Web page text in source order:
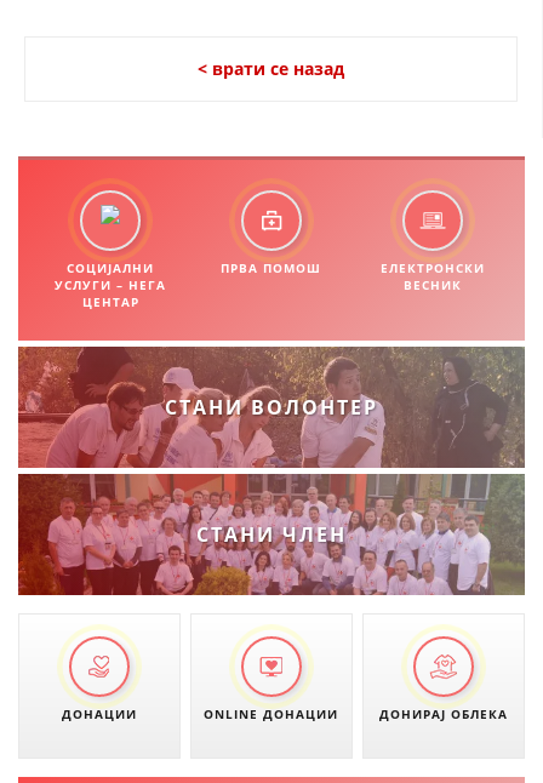
< врати се назад
СОЦИЈАЛНИ
УСЛУГИ – НЕГА
ЦЕНТАР
ПРВА ПОМОШ
ЕЛЕКТРОНСКИ
ВЕСНИК
СТАНИ ВОЛОНТЕР
СТАНИ ЧЛЕН
ДОНАЦИИ ONLINE ДОНАЦИИ ДОНИРАЈ ОБЛЕКА